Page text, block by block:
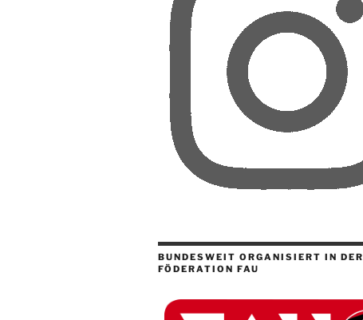
BUNDESWEIT ORGANISIERT IN DER
FÖDERATION FAU